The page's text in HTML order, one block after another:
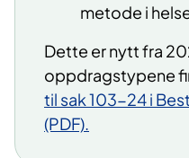
metode i
Dette er nytt fra
oppdragstypene
til sak 103-24 i
(PDF).